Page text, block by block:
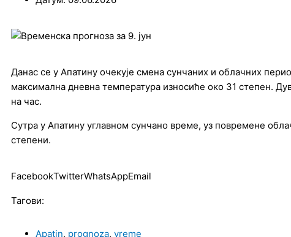
Данас се у Апатину очекује смена сунчаних и облачних
максимална дневна температура износиће око 31 степен.
на час.
Сутра у Апатину углавном сунчано време, уз повремене
степени.
FacebookTwitterWhatsAppEmail
Тагови:
Apatin, prognoza, vreme